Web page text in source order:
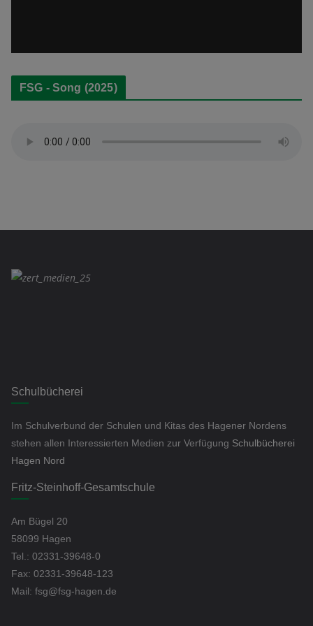
y
e
FSG - Song (2025)
Schulbücherei
Im Schulverbund der Schulen und Kitas des Hagener Nordens
stehen allen Interessierten Medien zur Verfügung Schulbücherei
Hagen Nord
Fritz-Steinhoff-Gesamtschule
Am Bügel 20
58099 Hagen
Tel.: 02331-39648-0
Fax: 02331-39648-123
Mail: fsg@fsg-hagen.de